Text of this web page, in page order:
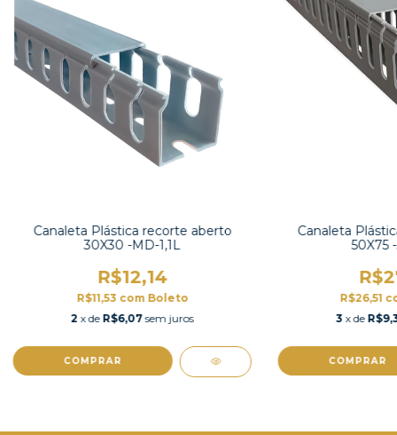
Canaleta Plástica recorte aberto
30X30 -MD-1,1L
R$12,14
R$11,53 com Boleto
2 x de R$6,07 sem juros
COMPRAR
Canaleta
50X75
R$26,51
3 x de
COMPRAR